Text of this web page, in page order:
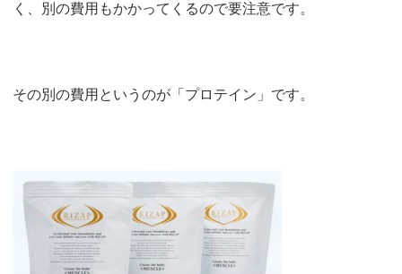
く、別の費用もかかってくるので要注意です。
その別の費用というのが「プロテイン」です。